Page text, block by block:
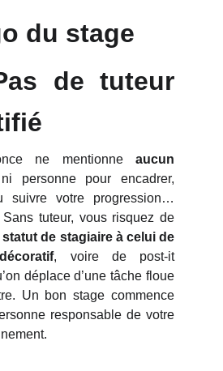
du stage
de tuteur
ne mentionne aucun
personne pour encadrer,
suivre votre progression…
Sans tuteur, vous risquez de
de stagiaire à celui de
, voire de post-it
déplace d’une tâche floue
Un bon stage commence
responsable de votre